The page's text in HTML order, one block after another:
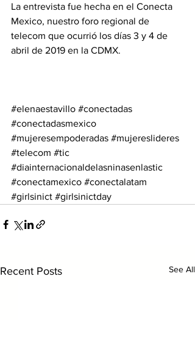
La entrevista fue hecha en el Conecta
Mexico, nuestro foro regional de
telecom que ocurrió los días 3 y 4 de
abril de 2019 en la CDMX.
#elenaestavillo #conectadas
#conectadasmexico
#mujeresempoderadas #mujereslideres
#telecom #tic
#diainternacionaldelasninasenlastic
#conectamexico #conectalatam
#girlsinict #girlsinictday
Recent Posts See All